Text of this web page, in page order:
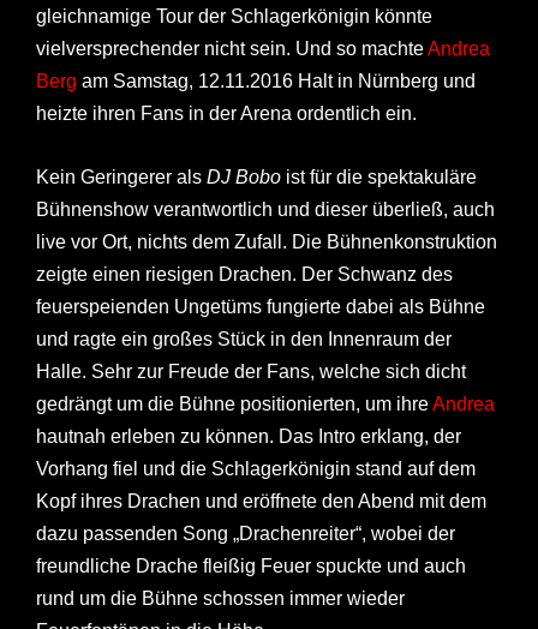
gleichnamige Tour der Schlagerkönigin könnte
vielversprechender nicht sein. Und so machteAndrea
Berg am Samstag, 12.11.2016 Halt in Nürnberg und
heizte ihren Fans in der Arena ordentlich ein.
Kein Geringerer als DJ Bobo ist für die spektakuläre
Bühnenshow verantwortlich und dieser überließ, auch
live vor Ort, nichts dem Zufall. Die Bühnenkonstruktion
zeigte einen riesigen Drachen. Der Schwanz des
feuerspeienden Ungetüms fungierte dabei als Bühne
und ragte ein großes Stück in den Innenraum der
Halle. Sehr zur Freude der Fans, welche sich dicht
gedrängt um die Bühne positionierten, um ihreAndrea
hautnah erleben zu können. Das Intro erklang, der
Vorhang fiel und die Schlagerkönigin stand auf dem
Kopf ihres Drachen und eröffnete den Abend mit dem
dazu passenden Song „Drachenreiter“, wobei der
freundliche Drache fleißig Feuer spuckte und auch
rund um die Bühne schossen immer wieder